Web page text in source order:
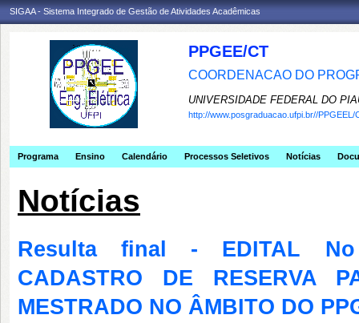
SIGAA - Sistema Integrado de Gestão de Atividades Acadêmicas
PPGEE/CT
COORDENACAO DO
UNIVERSIDADE FEDERAL DO
http://www.posgraduacao.ufpi.br//PPGEEL/
Programa Ensino Calendário Processos Seletivos Notícias
Notícias
Resulta final - EDITAL No
CADASTRO DE RESERVA
MESTRADO NO ÂMBITO DO